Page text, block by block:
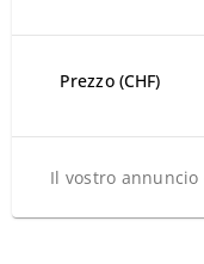
Prezzo (CHF)
Il vostro annuncio